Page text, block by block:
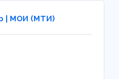
| МОИ (МТИ)